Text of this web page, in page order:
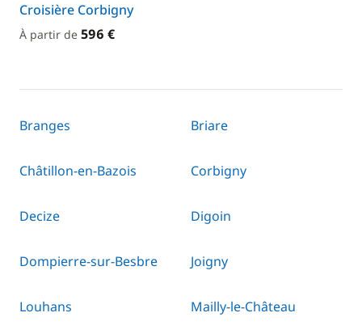
Croisière Corbigny
À partir de 596 €
Branges Briare
Châtillon-en-Bazois Corbigny
Decize Digoin
Dompierre-sur-Besbre Joigny
Louhans Mailly-le-Château